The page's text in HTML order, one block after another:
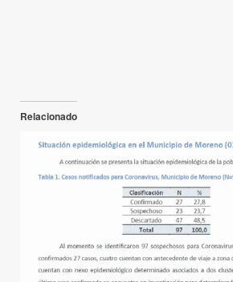
Relacionado